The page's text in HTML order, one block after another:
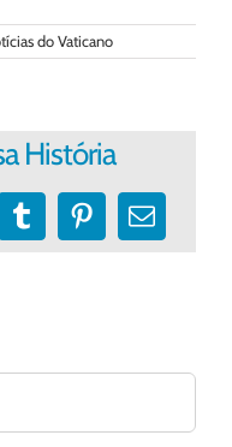
do Vaticano
História
TumblrPinterest
E-